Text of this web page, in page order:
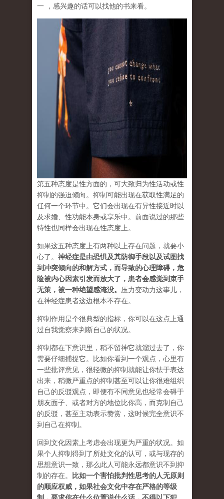
一 ，感兴趣的话可以找他的书来看。
第五种态度是性方面的，可大致归为性活动或性
抑制的强迫倾向。抑制可能出现在获取性满足的
任何一个环节中。它们会出现在有异性接近时以
及求婚、性功能本身或享乐中。前面说过的那些
特性也同样会出现在性态度上。
如果这五种态度上有两种以上存在问题，就要小
心了。 神经症是由恐惧及其防御手段以及试图找
到冲突倾向的和解方式，而导致的心理障碍，危
险被内心因素引发而放大了，患者会感觉到束手
无策，被一种绝望感淹没。 压力变动力这事儿，
在神经症患者这边根本不存在。
抑制作用是个很典型的指标，你可以在这点上通
过自我觉察来判断自己的状况。
抑制都在下意识里，稍不留神它就溜过去了，你
需要仔细捕捉它。比如你看到一个观点，心里有
一些批评意见，很轻微的抑制就能让你怯于表达
出来，稍微严重点的抑制甚至可以让你很难组织
自己的反驳观点，即便有不同意见也经常会碍于
朋友面子、或者对方的地位比你高，而克制自己
的反驳，甚至主动表示赞赏，这时候完全意识不
到自己在抑制。
回到文化因素上考虑会出现更为严重的状况。如
果个人抑制得到了所处文化的认可，或与现存的
思想意识一致，那么此人可能永远都意识不到抑
制的存在。
比如一个害怕批判性思考的人无原则
的顺应权威，如果社会文化中存在严格的等级